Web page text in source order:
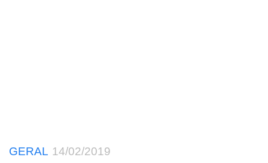
GERAL 14/02/2019